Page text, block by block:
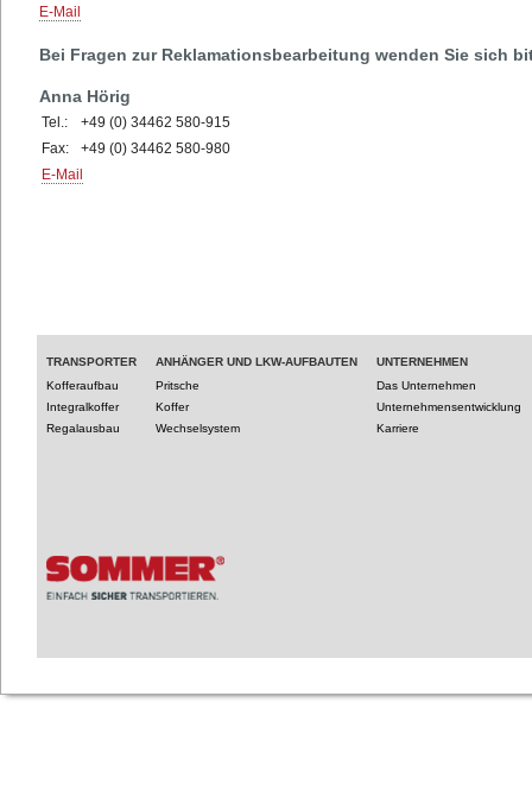
E-Mail
Bei Fragen zur Reklamationsbearbeitung wenden Sie sich
Anna Hörig
Tel.:
+49 (0) 34462 580-915
Fax:
+49 (0) 34462 580-980
E-Mail
TRANSPORTER
Kofferaufbau
Integralkoffer
Regalausbau
ANHÄNGER UND LKW-AUFBAUTEN
Pritsche
Koffer
Wechselsystem
UNTERNEHMEN
Das Unternehmen
Unternehmensentwicklung
Karriere